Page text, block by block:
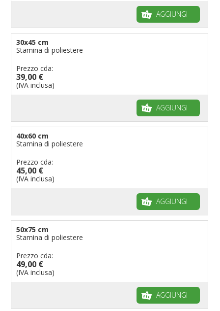
AGGIUNGI
30x45 cm
Stamina di poliestere
Prezzo cda:
39,00 €
(IVA inclusa)
AGGIUNGI
40x60 cm
Stamina di poliestere
Prezzo cda:
45,00 €
(IVA inclusa)
AGGIUNGI
50x75 cm
Stamina di poliestere
Prezzo cda:
49,00 €
(IVA inclusa)
AGGIUNGI